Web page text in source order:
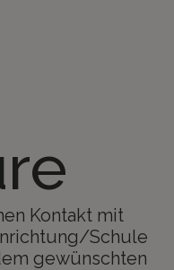
Kontakt mit
Schule
gewünschten